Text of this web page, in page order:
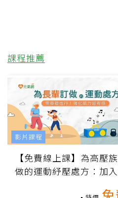
課程推薦
【免費線上課】為高壓
做的運動紓壓處方：加
影片課程